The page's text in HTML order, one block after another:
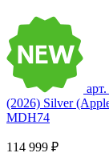
(2026) Silver
MDH74
114 999 ₽